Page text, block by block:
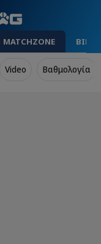
MATCHZONE
Video Βαθμολογία